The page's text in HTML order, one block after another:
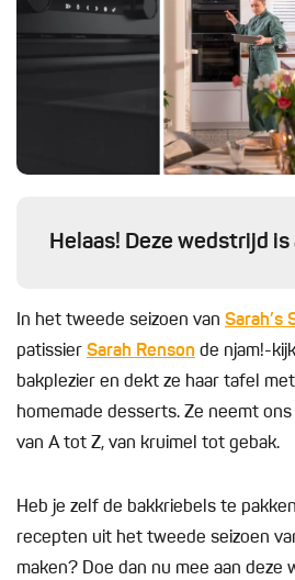
Helaas! Deze wedstrijd
In het tweede seizoen van Sarah’s
patissier Sarah Renson de njam!-
bakplezier en dekt ze haar tafel
homemade desserts. Ze neemt
van A tot Z, van kruimel tot gebak.
Heb je zelf de bakkriebels te
recepten uit het tweede seizoen
maken? Doe dan nu mee aan deze